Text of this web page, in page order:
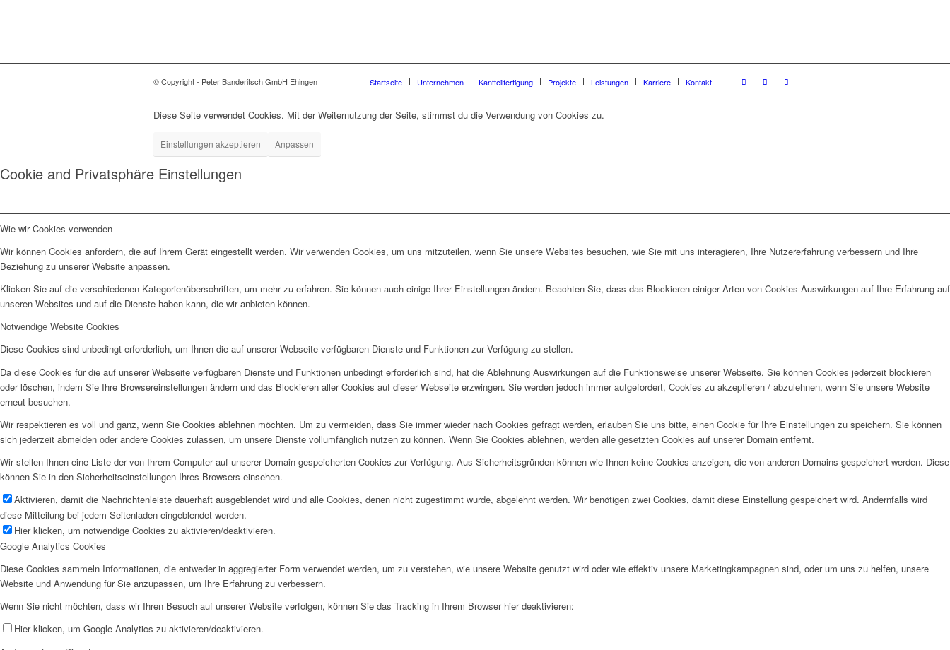
© Copyright - Peter Banderitsch GmbH Ehingen Startseite Unternehmen Kantteilfertigung Projekte Leistungen Karriere Kontakt
Diese Seite verwendet Cookies. Mit der Weiternutzung der Seite, stimmst du die Verwendung von Cookies zu.
Einstellungen akzeptieren Anpassen
Cookie and Privatsphäre Einstellungen
Wie wir Cookies verwenden
Wir können Cookies anfordern, die auf Ihrem Gerät eingestellt werden. Wir verwenden Cookies, um uns mitzuteilen, wenn Sie unsere Websites besuchen, wie Sie mit uns interagieren, Ihre Nutzererfahrung verbessern und Ihre
Beziehung zu unserer Website anpassen.
Klicken Sie auf die verschiedenen Kategorienüberschriften, um mehr zu erfahren. Sie können auch einige Ihrer Einstellungen ändern. Beachten Sie, dass das Blockieren einiger Arten von Cookies Auswirkungen auf Ihre Erfahrung auf
unseren Websites und auf die Dienste haben kann, die wir anbieten können.
Notwendige Website Cookies
Diese Cookies sind unbedingt erforderlich, um Ihnen die auf unserer Webseite verfügbaren Dienste und Funktionen zur Verfügung zu stellen.
Da diese Cookies für die auf unserer Webseite verfügbaren Dienste und Funktionen unbedingt erforderlich sind, hat die Ablehnung Auswirkungen auf die Funktionsweise unserer Webseite. Sie können Cookies jederzeit blockieren
oder löschen, indem Sie Ihre Browsereinstellungen ändern und das Blockieren aller Cookies auf dieser Webseite erzwingen. Sie werden jedoch immer aufgefordert, Cookies zu akzeptieren / abzulehnen, wenn Sie unsere Website
erneut besuchen.
Wir respektieren es voll und ganz, wenn Sie Cookies ablehnen möchten. Um zu vermeiden, dass Sie immer wieder nach Cookies gefragt werden, erlauben Sie uns bitte, einen Cookie für Ihre Einstellungen zu speichern. Sie können
sich jederzeit abmelden oder andere Cookies zulassen, um unsere Dienste vollumfänglich nutzen zu können. Wenn Sie Cookies ablehnen, werden alle gesetzten Cookies auf unserer Domain entfernt.
Wir stellen Ihnen eine Liste der von Ihrem Computer auf unserer Domain gespeicherten Cookies zur Verfügung. Aus Sicherheitsgründen können wie Ihnen keine Cookies anzeigen, die von anderen Domains gespeichert werden. Diese
können Sie in den Sicherheitseinstellungen Ihres Browsers einsehen.
Aktivieren, damit die Nachrichtenleiste dauerhaft ausgeblendet wird und alle Cookies, denen nicht zugestimmt wurde, abgelehnt werden. Wir benötigen zwei Cookies, damit diese Einstellung gespeichert wird. Andernfalls wird
diese Mitteilung bei jedem Seitenladen eingeblendet werden.
Hier klicken, um notwendige Cookies zu aktivieren/deaktivieren.
Google Analytics Cookies
Diese Cookies sammeln Informationen, die entweder in aggregierter Form verwendet werden, um zu verstehen, wie unsere Website genutzt wird oder wie effektiv unsere Marketingkampagnen sind, oder um uns zu helfen, unsere
Website und Anwendung für Sie anzupassen, um Ihre Erfahrung zu verbessern.
Wenn Sie nicht möchten, dass wir Ihren Besuch auf unserer Website verfolgen, können Sie das Tracking in Ihrem Browser hier deaktivieren:
Hier klicken, um Google Analytics zu aktivieren/deaktivieren.